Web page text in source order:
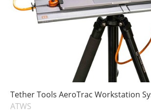
Tether Tools AeroTrac Workstation
ATWS